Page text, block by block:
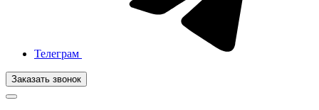
Телеграм
Заказать звонок